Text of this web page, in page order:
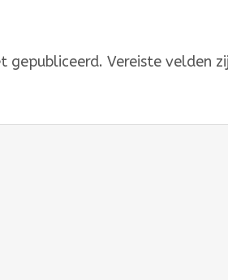
gepubliceerd. Vereiste velden